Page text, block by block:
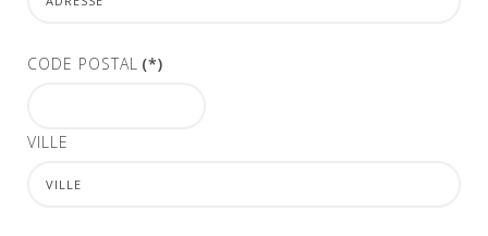
CODE POSTAL (*)
VILLE